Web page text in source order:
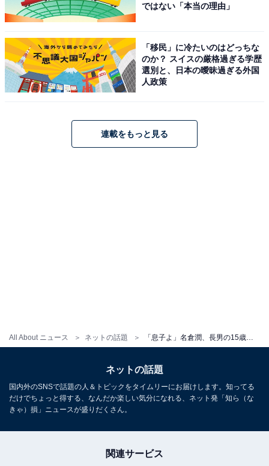
All About ニュース ネットの話題
ではない「本当の理由」
「移民」に冷たいのはどっちな
のか？ スイスの厳格過ぎる学歴
選別と、日本の曖昧過ぎる外国
人政策
連載をもっと見る
ネットの話題
国内外のSNSで話題の人＆トピックをタイムリーにお届けします。知ってる
だけでちょっと得する、なんだか楽しい気分になれる、ネット発「知ら（な
きゃ）損」ニュースが盛りだくさん。
関連サービス